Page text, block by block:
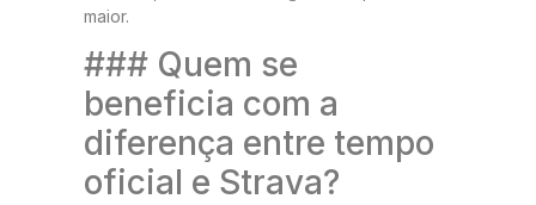
maior.
### Quem se
beneficia com a
diferença entre tempo
oficial e Strava?